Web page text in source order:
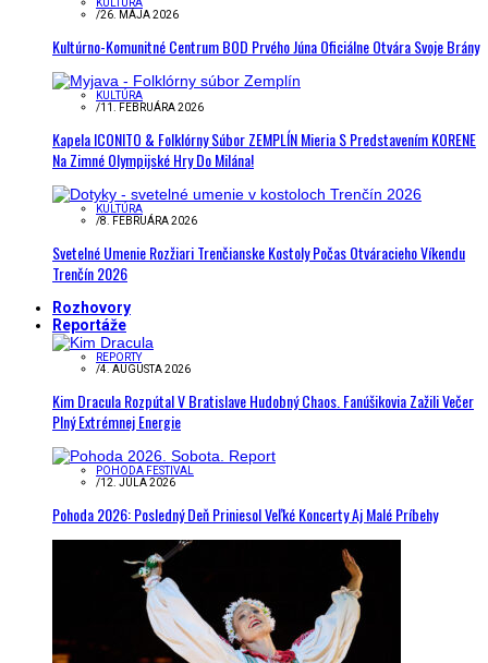
KULTÚRA
/26. MÁJA 2026
Kultúrno-Komunitné Centrum BOD Prvého Júna Oficiálne Otvára Svoje Brány
KULTÚRA
/11. FEBRUÁRA 2026
Kapela ICONITO & Folklórny Súbor ZEMPLÍN Mieria S Predstavením KORENE
Na Zimné Olympijské Hry Do Milána!
KULTÚRA
/8. FEBRUÁRA 2026
Svetelné Umenie Rozžiari Trenčianske Kostoly Počas Otváracieho Víkendu
Trenčín 2026
Rozhovory
Reportáže
REPORTY
/4. AUGUSTA 2026
Kim Dracula Rozpútal V Bratislave Hudobný Chaos. Fanúšikovia Zažili Večer
Plný Extrémnej Energie
POHODA FESTIVAL
/12. JÚLA 2026
Pohoda 2026: Posledný Deň Priniesol Veľké Koncerty Aj Malé Príbehy